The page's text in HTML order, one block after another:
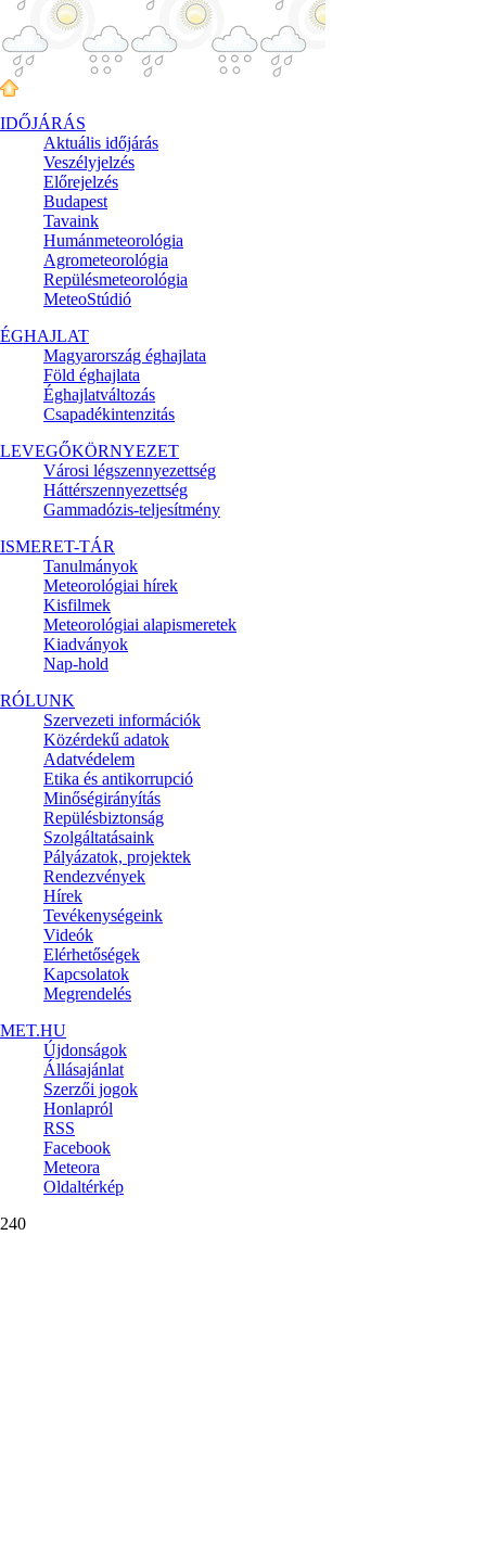
IDŐJÁRÁS
Aktuális időjárás
Veszélyjelzés
Előrejelzés
Budapest
Tavaink
Humánmeteorológia
Agrometeorológia
Repülésmeteorológia
MeteoStúdió
ÉGHAJLAT
Magyarország éghajlata
Föld éghajlata
Éghajlatváltozás
Csapadékintenzitás
LEVEGŐKÖRNYEZET
Városi légszennyezettség
Háttérszennyezettség
Gammadózis-teljesítmény
ISMERET-TÁR
Tanulmányok
Meteorológiai hírek
Kisfilmek
Meteorológiai alapismeretek
Kiadványok
Nap-hold
RÓLUNK
Szervezeti információk
Közérdekű adatok
Adatvédelem
Etika és antikorrupció
Minőségirányítás
Repülésbiztonság
Szolgáltatásaink
Pályázatok, projektek
Rendezvények
Hírek
Tevékenységeink
Videók
Elérhetőségek
Kapcsolatok
Megrendelés
MET.HU
Újdonságok
Állásajánlat
Szerzői jogok
Honlapról
RSS
Facebook
Meteora
Oldaltérkép
240